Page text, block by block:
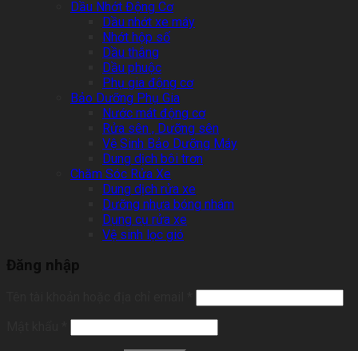
Dầu Nhớt Động Cơ
Dầu nhớt xe máy
Nhớt hộp số
Dầu thắng
Dầu phuộc
Phụ gia động cơ
Bảo Dưỡng Phụ Gia
Nước mát động cơ
Rửa sên , Dưỡng sên
Vệ Sinh Bảo Dưỡng Máy
Dung dịch bôi trơn
Chăm Sóc Rửa Xe
Dung dịch rửa xe
Dưỡng nhựa bóng nhám
Dụng cụ rửa xe
Vệ sinh lọc gió
Đăng nhập